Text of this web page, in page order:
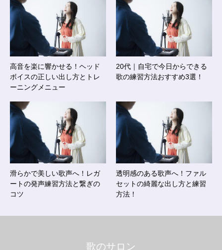
高音を楽に響かせる！ヘッド
ボイスの正しい出し方とトレ
ーニングメニュー
20代｜自宅で今日からできる
歌の練習方法おすすめ3選！
滑らかで美しい歌声へ！レガ
ートの発声練習方法と繋ぎの
コツ
透明感のある歌声へ！ファル
セットの綺麗な出し方と練習
方法！
歌のサロン